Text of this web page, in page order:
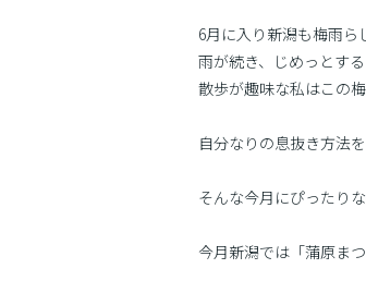
6月に入り新潟も梅雨ら
雨が続き、じめっとす
散歩が趣味な私はこの
自分なりの息抜き方法
そんな今月にぴったり
今月新潟では「蒲原ま